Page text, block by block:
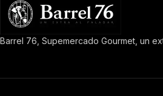
Barrel 76, Supemercado Gourmet, un